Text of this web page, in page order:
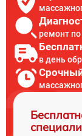
ремонт
в день